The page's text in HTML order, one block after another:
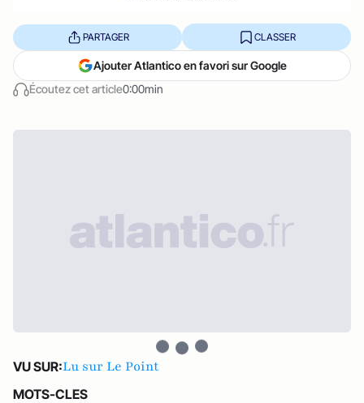
Écoutez cet article0:00min
PARTAGER CLASSER
Ajouter Atlantico en favori sur Google
VU SUR:Lu sur Le Point
MOTS-CLES